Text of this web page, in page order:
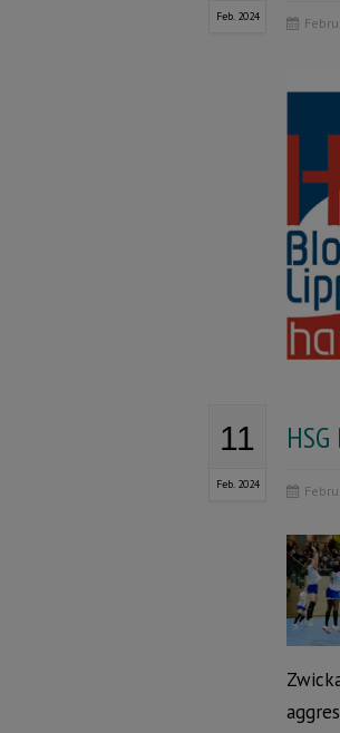
Feb. 2024
11
Feb. 2024